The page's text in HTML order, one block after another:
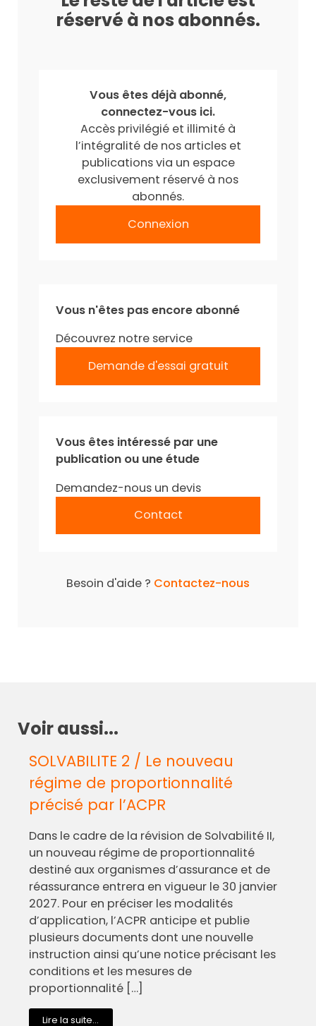
réservé à nos abonnés.
Vous êtes déjà abonné,
connectez-vous ici.
Accès privilégié et illimité à
l’intégralité de nos articles et
publications via un espace
exclusivement réservé à nos
abonnés.
Connexion
Vous n'êtes pas encore abonné
Découvrez notre service
Demande d'essai gratuit
Vous êtes intéressé par une
publication ou une étude
Demandez-nous un devis
Contact
Besoin d'aide ? Contactez-nous
Voir aussi...
SOLVABILITE 2 / Le nouveau
régime de proportionnalité
précisé par l’ACPR
Dans le cadre de la révision de Solvabilité II,
un nouveau régime de proportionnalité
destiné aux organismes d’assurance et de
réassurance entrera en vigueur le 30 janvier
2027. Pour en préciser les modalités
d’application, l’ACPR anticipe et publie
plusieurs documents dont une nouvelle
instruction ainsi qu’une notice précisant les
conditions et les mesures de
proportionnalité […]
Lire la suite...